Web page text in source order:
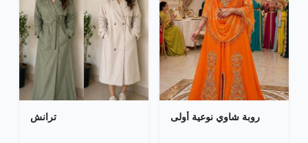
ترانش روبة شاوي نوعية أولى